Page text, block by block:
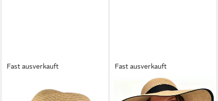
Fast ausverkauft
Strohhut knautschbarer
Fast ausverkauft
Strohhut Damen Breit